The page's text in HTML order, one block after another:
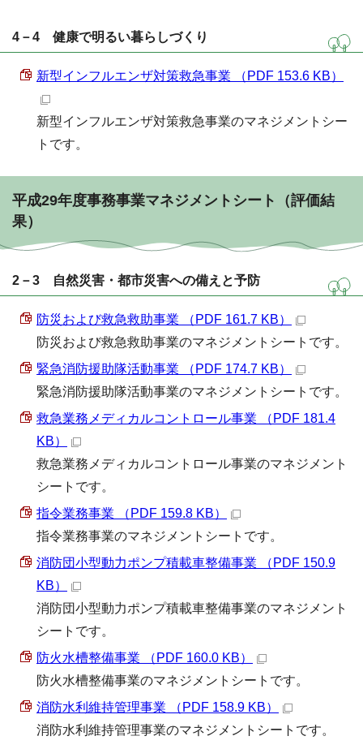
4－4 健康で明るい暮らしづくり
新型インフルエンザ対策救急事業 （PDF 153.6 KB）
新型インフルエンザ対策救急事業のマネジメントシー
トです。
平成29年度事務事業マネジメントシート（評価結
果）
2－3 自然災害・都市災害への備えと予防
防災および救急救助事業 （PDF 161.7 KB）
防災および救急救助事業のマネジメントシートです。
緊急消防援助隊活動事業 （PDF 174.7 KB）
緊急消防援助隊活動事業のマネジメントシートです。
救急業務メディカルコントロール事業 （PDF 181.4
KB）
救急業務メディカルコントロール事業のマネジメント
シートです。
指令業務事業 （PDF 159.8 KB）
指令業務事業のマネジメントシートです。
消防団小型動力ポンプ積載車整備事業 （PDF 150.9
KB）
消防団小型動力ポンプ積載車整備事業のマネジメント
シートです。
防火水槽整備事業 （PDF 160.0 KB）
防火水槽整備事業のマネジメントシートです。
消防水利維持管理事業 （PDF 158.9 KB）
消防水利維持管理事業のマネジメントシートです。